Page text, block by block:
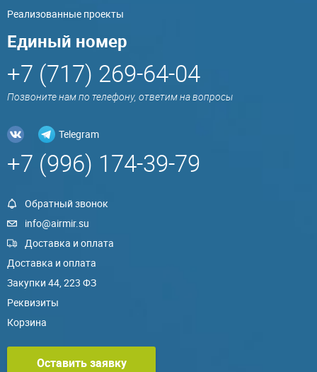
Реализованные проекты
Единый номер
+7 (717) 269-64-04
Позвоните нам по телефону, ответим на вопросы
Telegram
+7 (996) 174-39-79
Обратный звонок
info@airmir.su
Доставка и оплата
Доставка и оплата
Закупки 44, 223 ФЗ
Реквизиты
Корзина
Оставить заявку